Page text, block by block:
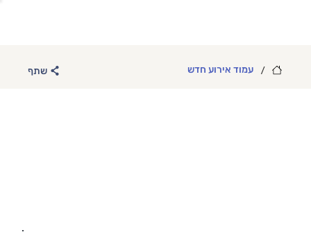
/ עמוד אירוע חדש שתף